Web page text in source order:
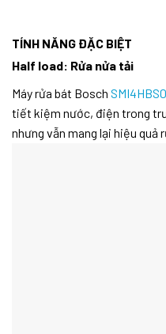
TÍNH NĂNG ĐẶC BIỆT
Half load: Rửa nửa tải
Máy rửa bát Bosch
tiết kiệm nước, điện trong
nhưng vẫn mang lại hiệu quả